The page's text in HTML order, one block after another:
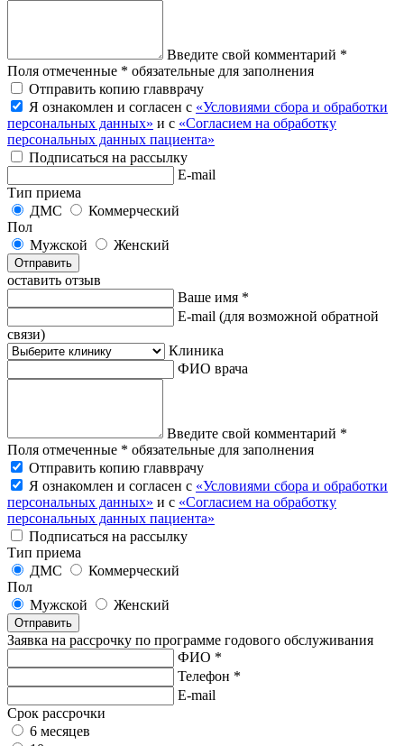
Введите свой комментарий *
Поля отмеченные * обязательные для заполнения
Отправить копию главврачу
Я ознакомлен и согласен с «Условиями сбора и обработки
персональных данных» и с «Согласием на обработку
персональных данных пациента»
Подписаться на рассылку
E-mail
Тип приема
ДМС
Коммерческий
Пол
Мужской
Женский
Отправить
оставить отзыв
Ваше имя *
E-mail (для возможной обратной
связи)
Клиника
ФИО врача
Введите свой комментарий *
Поля отмеченные * обязательные для заполнения
Отправить копию главврачу
Я ознакомлен и согласен с «Условиями сбора и обработки
персональных данных» и с «Согласием на обработку
персональных данных пациента»
Подписаться на рассылку
Тип приема
ДМС
Коммерческий
Пол
Мужской
Женский
Отправить
Заявка на рассрочку по программе годового обслуживания
ФИО *
Телефон *
E-mail
Срок рассрочки
6 месяцев